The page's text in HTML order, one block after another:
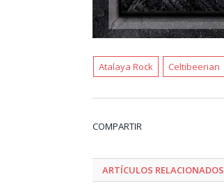
Atalaya Rock Celtibeerian
COMPARTIR
ARTÍCULOS RELACIONADOS